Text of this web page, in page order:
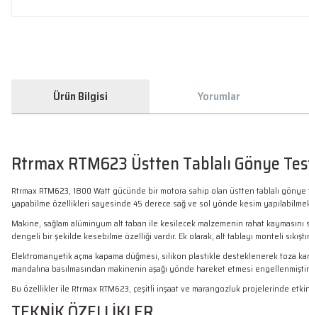
Ürün Bilgisi Yorumlar
Rtrmax RTM623 Üstten Tablalı Gönye
Rtrmax RTM623, 1800 Watt gücünde bir motora sahip olan üstten tablalı
yapabilme özellikleri sayesinde 45 derece sağ ve sol yönde kesim
Makine, sağlam alüminyum alt taban ile kesilecek malzemenin rahat
dengeli bir şekilde kesebilme özelliği vardır. Ek olarak, alt tablayı monteli
Elektromanyetik açma kapama düğmesi, silikon plastikle desteklenerek toza
mandalına basılmasından makinenin aşağı yönde hareket etmesi engellenmiştir.
Bu özellikler ile Rtrmax RTM623, çeşitli inşaat ve marangozluk projelerinde